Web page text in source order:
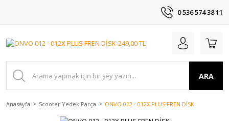
0 536 574 38 11
ARA
Anasayfa Scooter Yedek Parça ONVO 012 - 012X PLUS FREN DİSK